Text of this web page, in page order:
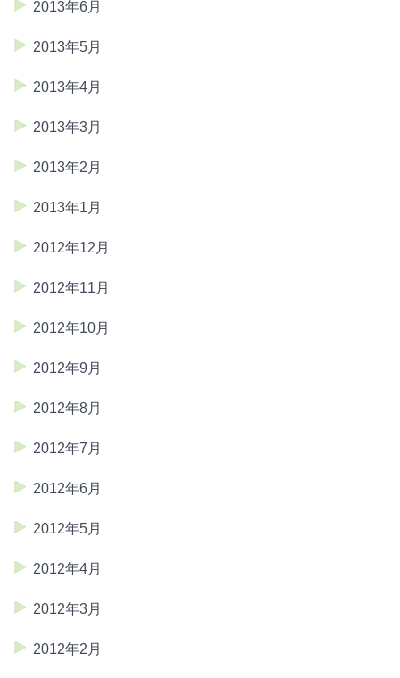
2013年6月
2013年5月
2013年4月
2013年3月
2013年2月
2013年1月
2012年12月
2012年11月
2012年10月
2012年9月
2012年8月
2012年7月
2012年6月
2012年5月
2012年4月
2012年3月
2012年2月